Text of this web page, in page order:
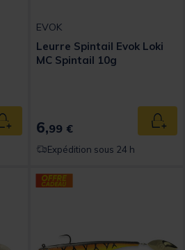
Ajouter au panier
EVOK
Leurre Spintail Evok Loki
MC Spintail 10g
6,99 €
Expédition sous 24 h